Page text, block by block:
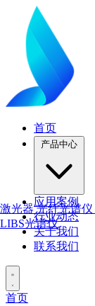
首页
产品中心
激光器光纤光谱仪
LIBS光谱仪
应用案例
行业动态
关于我们
联系我们
首页